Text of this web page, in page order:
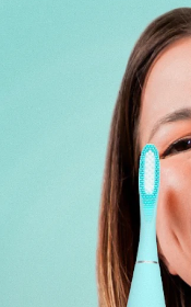
FAQ™ Pure
BREAKING NEWS
issa™ Teeth
Français